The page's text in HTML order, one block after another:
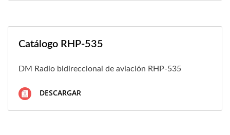
Catálogo RHP-535
DM Radio bidireccional de aviación RHP-535
DESCARGAR